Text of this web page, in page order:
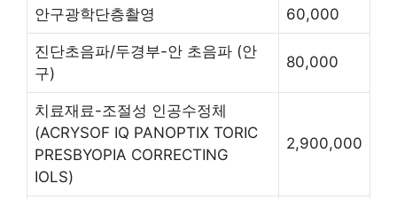
안구광학단층촬영 60,000
진단초음파/두경부-안 초음파 (안
구)
80,000
치료재료-조절성 인공수정체
(ACRYSOF IQ PANOPTIX TORIC
PRESBYOPIA CORRECTING
IOLS)
2,900,000